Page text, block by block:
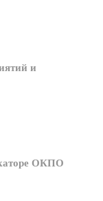
и
ОКПО